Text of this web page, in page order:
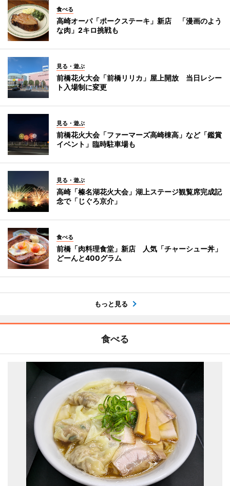
食べる
高崎オーパ「ポークステーキ」新店 「漫画のよう
な肉」2キロ挑戦も
見る・遊ぶ
前橋花火大会「前橋リリカ」屋上開放 当日レシー
ト入場制に変更
見る・遊ぶ
前橋花火大会「ファーマーズ高崎棟高」など「鑑賞
イベント」臨時駐車場も
見る・遊ぶ
高崎「榛名湖花火大会」湖上ステージ観覧席完成記
念で「じぐろ京介」
食べる
前橋「肉料理食堂」新店 人気「チャーシュー丼」
どーんと400グラム
もっと見る
食べる